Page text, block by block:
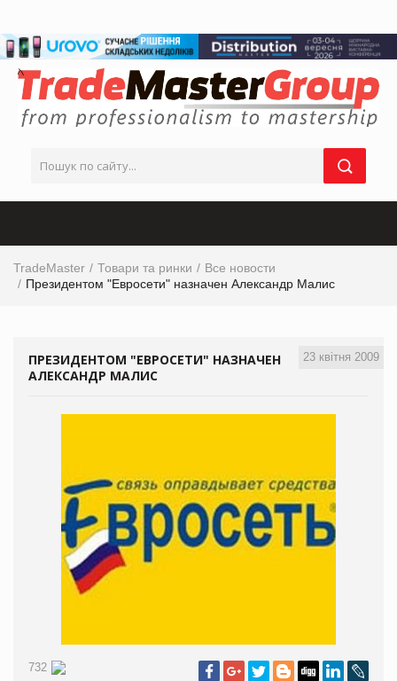
TradeMaster Товари та ринки
Все новости
Президентом "Евросети" назначен Александр Малис
23 квітня 2009
ПРЕЗИДЕНТОМ "ЕВРОСЕТИ" НАЗНАЧЕН
АЛЕКСАНДР МАЛИС
732